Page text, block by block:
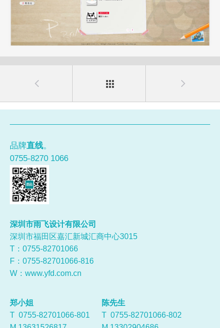
品牌直线。
0755-8270 1066
深圳市雨飞设计有限公司
深圳市福田区嘉汇新城汇商中心3015
T：0755-82701066
F：0755-82701066-816
W： www.yfd.com.cn
郑小姐
T 0755-82701066-801
陈先生
T 0755-82701066-802